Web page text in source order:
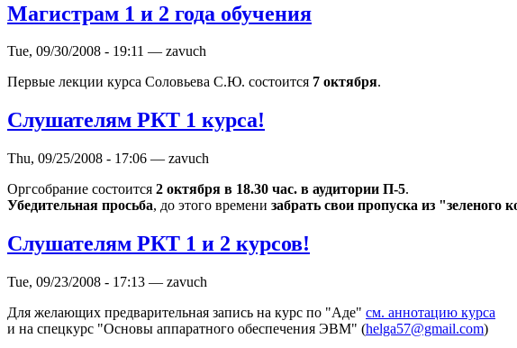
Магистрам 1 и 2 года обучения
Tue, 09/30/2008 - 19:11 — zavuch
Первые лекции курса Соловьева С.Ю. состоится 7 октября.
Слушателям РКТ 1 курса!
Thu, 09/25/2008 - 17:06 — zavuch
Оргсобрание состоится 2 октября в 18.30 час. в аудитории П-5.
Убедительная просьба, до этого времени забрать свои пропуска из "зеленого
Слушателям РКТ 1 и 2 курсов!
Tue, 09/23/2008 - 17:13 — zavuch
Для желающих предварительная запись на курс по "Аде" см. аннотацию курса
и на спецкурс "Основы аппаратного обеспечения ЭВМ" (helga57@gmail.com)